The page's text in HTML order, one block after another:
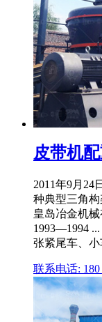
皮带机
2011年9月24
种典型三角
皇岛冶金机
1993—1994
张紧尾车、
联系电话: 180